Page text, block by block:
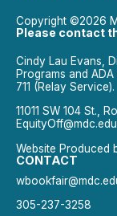
Copyright ©2026
Please contact
Cindy Lau Evans,
Programs and
711 (Relay Service).
11011 SW 104 St.,
EquityOff@mdc.edu
Website Produced
CONTACT
305-237-3258